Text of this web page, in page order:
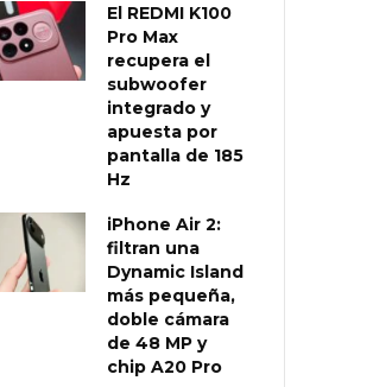
El REDMI K100
Pro Max
recupera el
subwoofer
integrado y
apuesta por
pantalla de 185
Hz
iPhone Air 2:
filtran una
Dynamic Island
más pequeña,
doble cámara
de 48 MP y
chip A20 Pro